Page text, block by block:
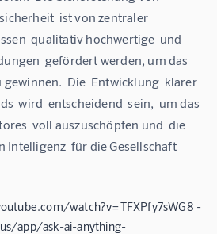
ist von zentraler
qualitativ hochwertige  und
gefördert werden, um das
Die  Entwicklung  klarer
wird  entscheidend  sein,  um das
voll auszuschöpfen und  die
Intelligenz  für die Gesellschaft
watch?v=TFXPfy7sWG8 -
app/ask-ai-anything-